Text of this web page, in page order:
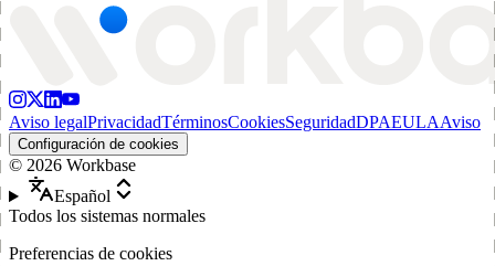
Aviso legalPrivacidadTérminosCookiesSeguridadDPAEULAAviso
Configuración de cookies
© 2026 Workbase
Español
Todos los sistemas normales
Preferencias de cookies